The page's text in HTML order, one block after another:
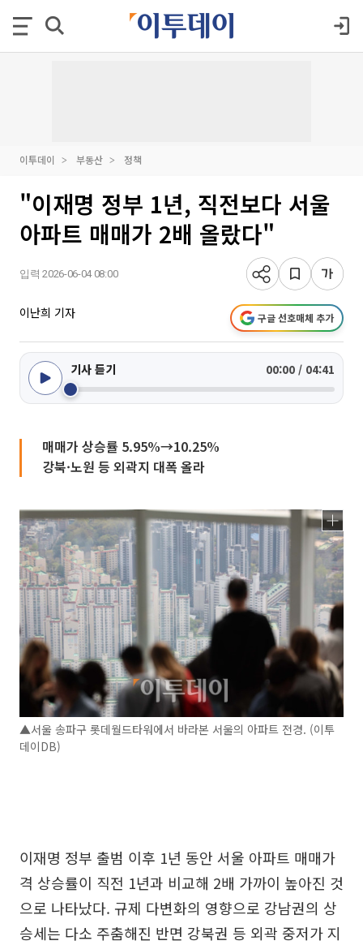
이투데이 부동산 정책
"이재명 정부 1년, 직전보다 서울
아파트 매매가 2배 올랐다"
입력 2026-06-04 08:00
이난희 기자 구글 선호매체 추가
기사 듣기 00:00 / 04:41
매매가 상승률 5.95%→10.25%
강북·노원 등 외곽지 대폭 올라
▲서울 송파구 롯데월드타워에서 바라본 서울의 아파트 전경. (이투
데이DB)
이재명 정부 출범 이후 1년 동안 서울 아파트 매매가
격 상승률이 직전 1년과 비교해 2배 가까이 높아진 것
으로 나타났다. 규제 다변화의 영향으로 강남권의 상
승세는 다소 주춤해진 반면 강북권 등 외곽 중저가 지